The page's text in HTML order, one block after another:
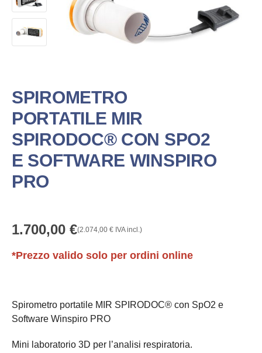
SPIROMETRO
PORTATILE MIR
SPIRODOC® CON SPO2
E SOFTWARE WINSPIRO
PRO
1.700,00 €(2.074,00 € IVA incl.)
*Prezzo valido solo per ordini online
Spirometro portatile MIR SPIRODOC® con SpO2 e
Software Winspiro PRO
Mini laboratorio 3D per l’analisi respiratoria.